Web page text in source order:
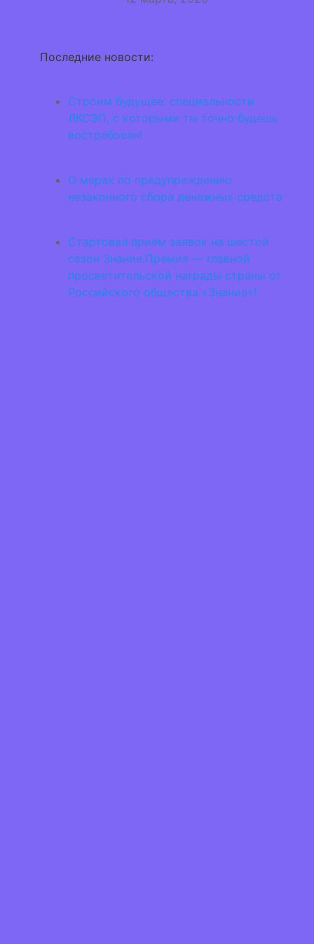
Последние новости:
Строим будущее: специальности
ЛКСЭП, с которыми ты точно будешь
востребован!
О мерах по предупреждению
незаконного сбора денежных средств
Стартовал прием заявок на шестой
сезон Знание.Премия — главной
просветительской награды страны от
Российского общества «Знание»!